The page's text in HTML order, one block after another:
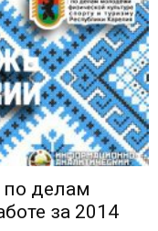
по делам
за 2014